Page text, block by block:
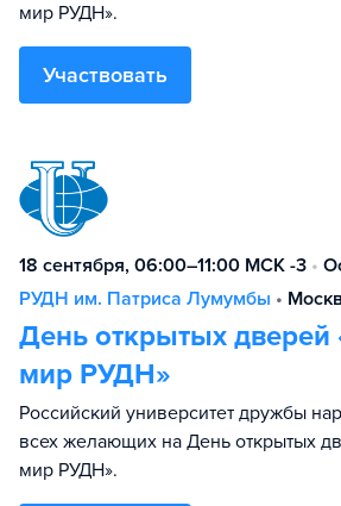
мир РУДН».
Участвовать
18 сентября, 06:00–11:00 МСК -3 •
РУДН им. Патриса Лумумбы •
День открытых дверей
мир РУДН»
Российский университет дружбы
всех желающих на День открытых
мир РУДН».